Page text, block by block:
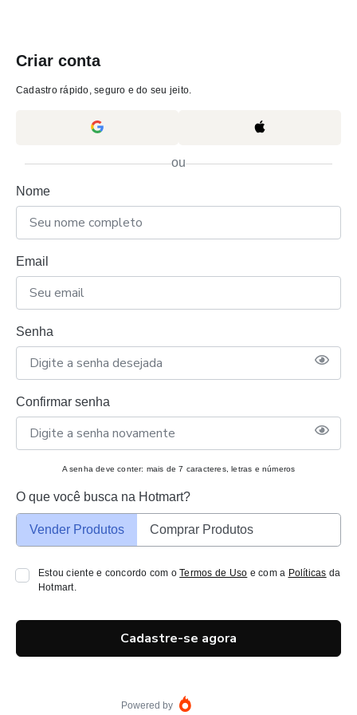
Criar conta
Cadastro rápido, seguro e do seu jeito.
ou
Nome
Email
Senha
Confirmar senha
A senha deve conter: mais de 7 caracteres, letras e números
O que você busca na Hotmart?
Vender Produtos Comprar Produtos
Estou ciente e concordo com oTermos de Uso e com a Políticas da
Hotmart.
Cadastre-se agora
Powered by